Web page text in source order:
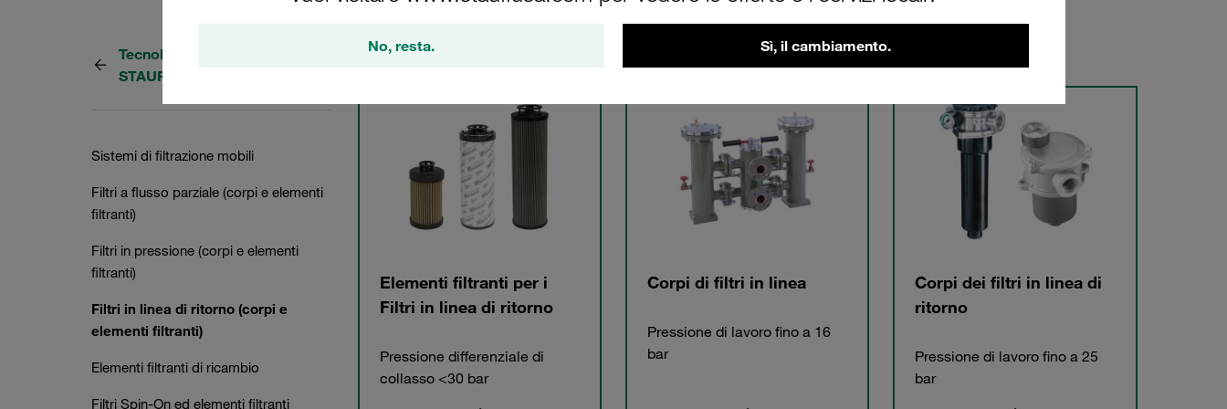
No, resta. Sì, il cambiamento.
Tecnologia della filtrazione
STAUFF
Sistemi di filtrazione mobili
Filtri a flusso parziale (corpi e elementi
filtranti)
Filtri in pressione (corpi e elementi
filtranti)
Filtri in linea di ritorno (corpi e
elementi filtranti)
Elementi filtranti di ricambio
Filtri Spin-On ed elementi filtranti
3 Categorie
Elementi filtranti per i
Filtri in linea di ritorno
Pressione differenziale di
collasso <30 bar
Corpi di filtri in linea
Pressione di lavoro fino a 16
bar
Corpi dei filtri in linea di
ritorno
Pressione di lavoro fino a 25
bar